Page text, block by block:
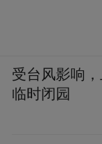
受台风影响
临时闭园